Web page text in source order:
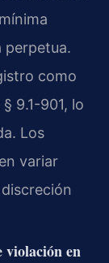
perpetua.
como
9.1-901, lo
Los
variar
violación en